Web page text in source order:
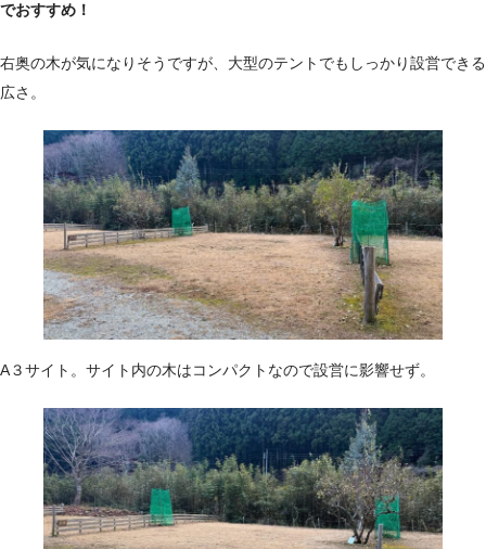
でおすすめ！
右奥の木が気になりそうですが、大型のテントでもしっかり設営できる
広さ。
A３サイト。サイト内の木はコンパクトなので設営に影響せず。